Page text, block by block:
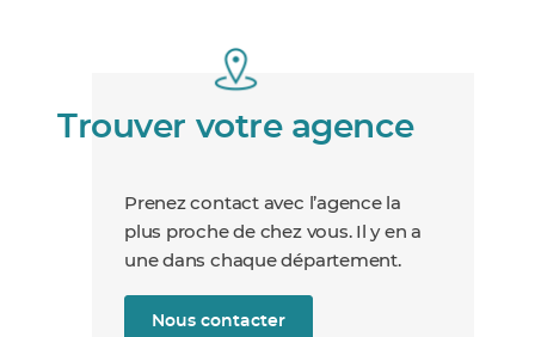
Trouver votre agence
Prenez contact avec l’agence la
plus proche de chez vous. Il y en a
une dans chaque département.
Nous contacter